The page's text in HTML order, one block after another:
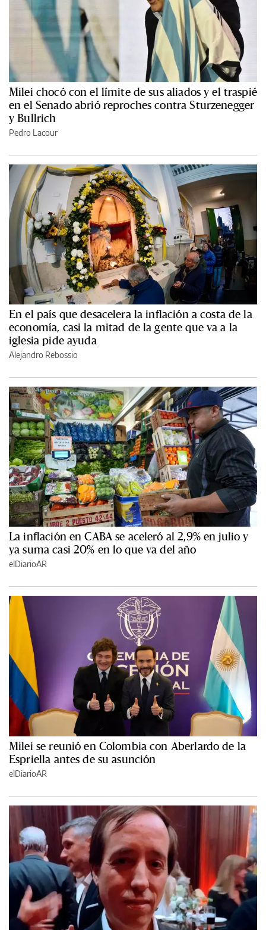
Milei chocó con el límite de sus aliados y el traspié
en el Senado abrió reproches contra Sturzenegger
y Bullrich
Pedro Lacour
En el país que desacelera la inflación a costa de la
economía, casi la mitad de la gente que va a la
iglesia pide ayuda
Alejandro Rebossio
La inflación en CABA se aceleró al 2,9% en julio y
ya suma casi 20% en lo que va del año
elDiarioAR
Milei se reunió en Colombia con Aberlardo de la
Espriella antes de su asunción
elDiarioAR